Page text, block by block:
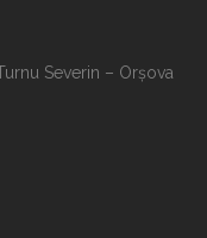
Severin – Orșova